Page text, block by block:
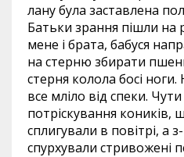
лану була заставлена
Батьки зрання пішли на
мене і брата, бабуся
на стерню збирати
стерня колола босі
все мліло від спеки.
потріскування коників,
сплигували в повітрі, а з-
спурхували стривожені